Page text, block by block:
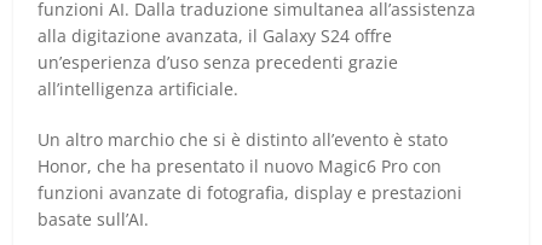
funzioni AI. Dalla traduzione simultanea all’assistenza
alla digitazione avanzata, il Galaxy S24 offre
un’esperienza d’uso senza precedenti grazie
all’intelligenza artificiale.
Un altro marchio che si è distinto all’evento è stato
Honor, che ha presentato il nuovo Magic6 Pro con
funzioni avanzate di fotografia, display e prestazioni
basate sull’AI.